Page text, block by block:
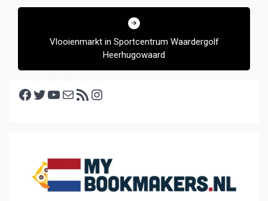
Vlooienmarkt in Sportcentrum Waardergolf
Heerhugowaard
Facebook Twitter YouTube E-mail RSS feed